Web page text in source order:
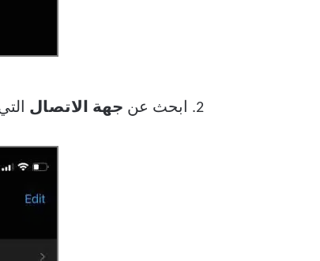
2. ابحث عن جهة الاتصال